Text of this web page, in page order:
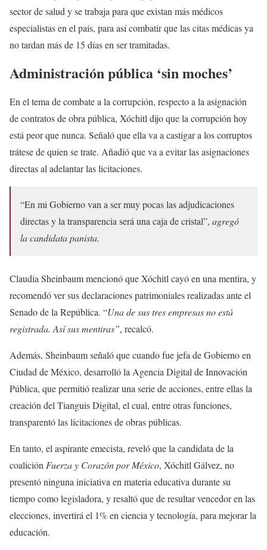
sector de salud y se trabaja para que existan más médicos
especialistas en el país, para así combatir que las citas médicas ya
no tardan más de 15 días en ser tramitadas.
Administración pública ‘sin moches’
En el tema de combate a la corrupción, respecto a la asignación
de contratos de obra pública, Xóchitl dijo que la corrupción hoy
está peor que nunca. Señaló que ella va a castigar a los corruptos
trátese de quien se trate. Añadió que va a evitar las asignaciones
directas al adelantar las licitaciones.
“En mi Gobierno van a ser muy pocas las adjudicaciones
directas y la transparencia será una caja de cristal”, agregó
la candidata panista.
Claudia Sheinbaum mencionó que Xóchitl cayó en una mentira, y
recomendó ver sus declaraciones patrimoniales realizadas ante el
Senado de la República. “Una de sus tres empresas no está
registrada. Así sus mentiras”, recalcó.
Además, Sheinbaum señaló que cuando fue jefa de Gobierno en
Ciudad de México, desarrolló la Agencia Digital de Innovación
Pública, que permitió realizar una serie de acciones, entre ellas la
creación del Tianguis Digital, el cual, entre otras funciones,
transparentó las licitaciones de obras públicas.
En tanto, el aspirante emecista, reveló que la candidata de la
coaliciónFuerza y Corazón por México, Xóchitl Gálvez, no
presentó ninguna iniciativa en materia educativa durante su
tiempo como legisladora, y resaltó que de resultar vencedor en las
elecciones, invertirá el 1% en ciencia y tecnología, para mejorar la
educación.